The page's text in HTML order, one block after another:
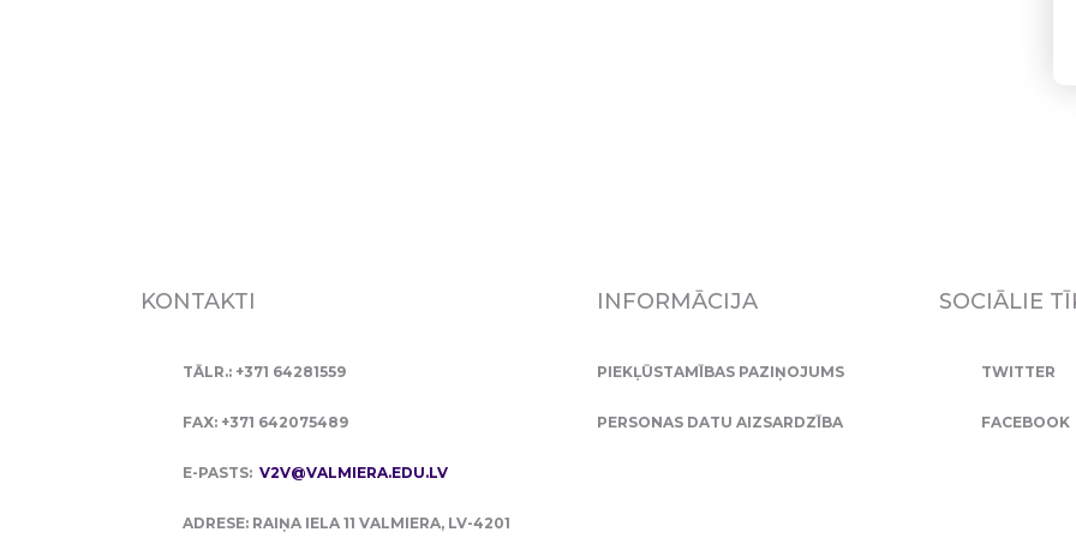
KONTAKTI
TĀLR.: +371 64281559
FAX: +371 642075489
E-PASTS: V2V@VALMIERA.EDU.LV
ADRESE: RAIŅA IELA 11 VALMIERA, LV-4201
INFORMĀCIJA
PIEKĻŪSTAMĪBAS PAZIŅOJUMS
PERSONAS DATU AIZSARDZĪBA
SOCIĀLIE
TWITTER
FACEBOOK